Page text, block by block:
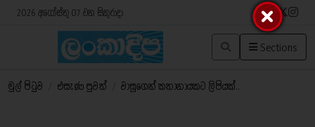
2026 අගෝස්තු 07 වන සිකුරාදා
Sections
මුල් පිටුව එසැණ පුවත් වාසුගෙන් කතානායකට ලිපියක්..